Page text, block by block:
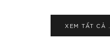
XEM TẤT CẢ .